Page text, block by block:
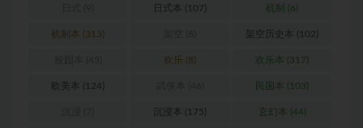
日式本 (107) 机制 (6)
机制本 (313) 架空历史本 (102)
欢乐 (8) 欢乐本 (317)
欧美本 (124) 民国本 (103)
沉浸本 (175) 玄幻本 (44)